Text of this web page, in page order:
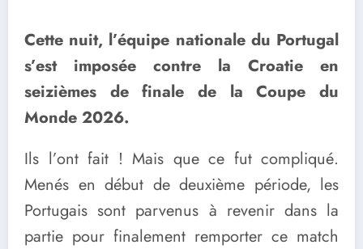
Cette nuit, l’équipe nationale du Portugal
s’est imposée contre la Croatie en
seizièmes de finale de la Coupe du
Monde 2026.
Ils l’ont fait ! Mais que ce fut compliqué.
Menés en début de deuxième période, les
Portugais sont parvenus à revenir dans la
partie pour finalement remporter ce match